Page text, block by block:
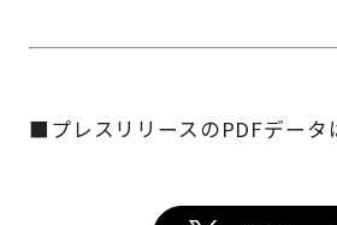
■プレスリリースのPDFデータ